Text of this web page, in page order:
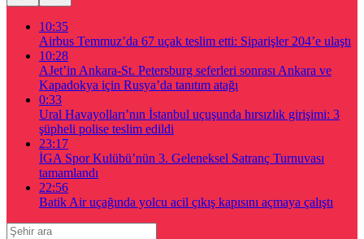
10:35
Airbus Temmuz’da 67 uçak teslim etti: Siparişler 204’e ulaştı
10:28
AJet’in Ankara-St. Petersburg seferleri sonrası Ankara ve
Kapadokya için Rusya’da tanıtım atağı
0:33
Ural Havayolları’nın İstanbul uçuşunda hırsızlık girişimi: 3
şüpheli polise teslim edildi
23:17
İGA Spor Kulübü’nün 3. Geleneksel Satranç Turnuvası
tamamlandı
22:56
Batik Air uçağında yolcu acil çıkış kapısını açmaya çalıştı